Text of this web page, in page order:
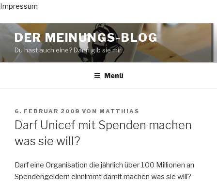
Impressum
Zum
Inhalt
springen
DER MEINUNGS-BLOG
Du hast auch eine? Dann gib sie mir..
Menü
VERÖFFENTLICHT
AM
6. FEBRUAR 2008 VON MATTHIAS
Darf Unicef mit Spenden machen
was sie will?
Darf eine Organisation die jährlich über 100 Millionen an
Spendengeldern einnimmt damit machen was sie will?